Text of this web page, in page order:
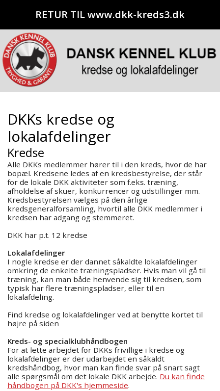
RETUR TIL www.dkk-kreds3.dk
DKKs kredse og
lokalafdelinger
Kredse
Alle DKKs medlemmer hører til i den kreds, hvor de har
bopæl. Kredsene ledes af en kredsbestyrelse, der står
for de lokale DKK aktiviteter som f.eks. træning,
afholdelse af skuer, konkurrencer og udstillinger mm.
Kredsbestyrelsen vælges på den årlige
kredsgeneralforsamling, hvortil alle DKK medlemmer i
kredsen har adgang og stemmeret.
DKK har p.t. 12 kredse
Lokalafdelinger
I nogle kredse er der dannet såkaldte lokalafdelinger
omkring de enkelte træningspladser. Hvis man vil gå til
træning, kan man både henvende sig til kredsen, som
typisk har flere træningspladser, eller til en
lokalafdeling.
Find kredse og lokalafdelinger ved at benytte kortet til
højre på siden
Kreds- og specialklubhåndbogen
For at lette arbejdet for DKKs frivillige i kredse og
lokalafdelinger er der udarbejdet en såkaldt
kredshåndbog, hvor man kan finde svar på snart sagt
alle spørgsmål om det lokale DKK arbejde. Du kan finde
håndbogen på DKK's hjemmeside.